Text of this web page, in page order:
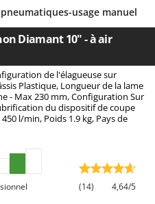
tondeuses autoportés
pour gazon
de terre pour tracteur
roues
tracteurs
usage manuel
Diamant 10" - à air
de l'élagueuse sur
Plastique, Longueur de la lame
- Max 230 mm, Configuration Sur
du dispositif de coupe
l/min, Poids 1.9 kg, Pays de
(14) 4,64/5